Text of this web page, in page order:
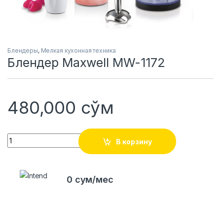
Блендеры, Мелкая кухонная техника
Блендер Maxwell MW-1172
480,000 сўм
Quantity
В корзину
0 сум/мес